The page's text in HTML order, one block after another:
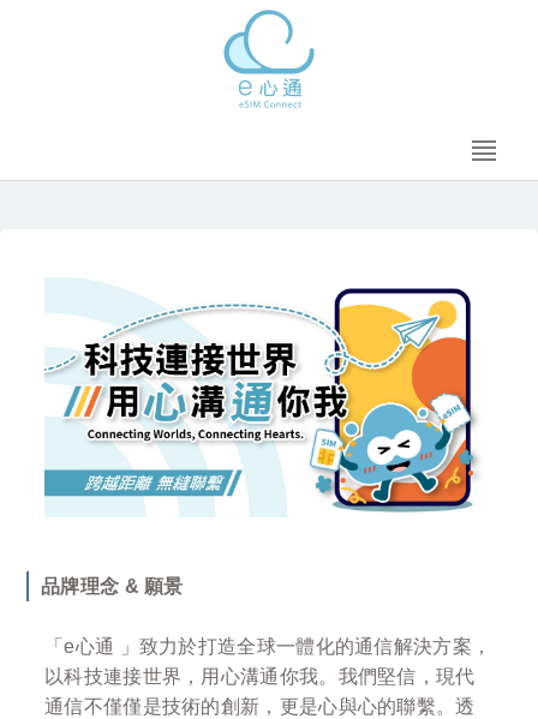
品牌理念 & 願景
「e心通 」致力於打造全球一體化的通信解決方案，
以科技連接世界，用心溝通你我。我們堅信，現代
通信不僅僅是技術的創新，更是心與心的聯繫。透